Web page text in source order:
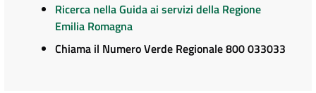
Ricerca nella Guida ai servizi della Regione
Emilia Romagna
Chiama il Numero Verde Regionale 800 033033